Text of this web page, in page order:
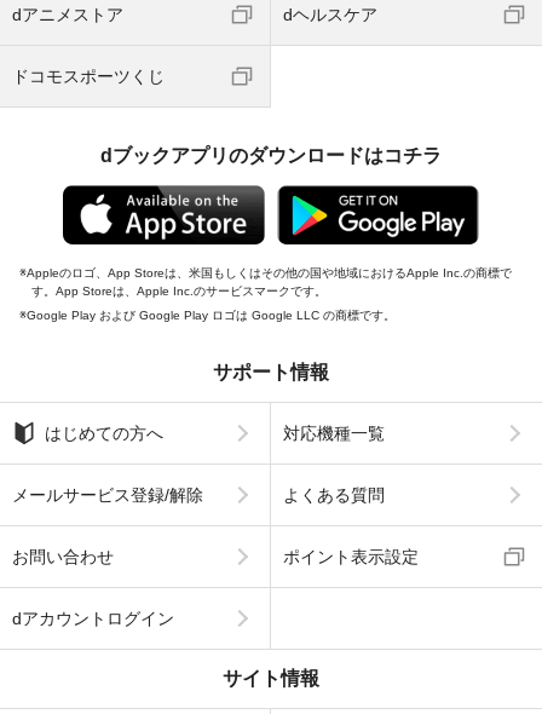
dアニメストア dヘルスケア
ドコモスポーツくじ
dブックアプリのダウンロードはコチラ
Appleのロゴ、App Storeは、米国もしくはその他の国や地域におけるApple Inc.の商標で
す。App Storeは、Apple Inc.のサービスマークです。
Google Play および Google Play ロゴは Google LLC の商標です。
サポート情報
はじめての方へ 対応機種一覧
メールサービス登録/解除 よくある質問
お問い合わせ ポイント表示設定
dアカウントログイン
サイト情報